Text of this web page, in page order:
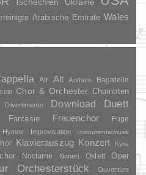
Tschechien Ukraine
Arabische Emirate Wales
Air Alt Anthem Bagatelle
Chor & Orchester Chornoten
Divertimento Download
Duett
Fantasie Frauenchor Fuge
Hymne Improvisation Instrumentalmusik
Klavierauszug Konzert Kyrie
Nocturne Nonett Oktett Oper
Orchesterstück Ouvertüre